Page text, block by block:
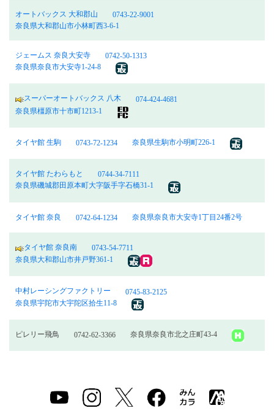
オートバックス 大和郡山
0743-22-9001
奈良県大和郡山市小林町西3-6-1
ジェームス 奈良大安寺
0742-50-1313
奈良県奈良市大安寺1-24-8
スーパーオートバックス 八木
074-424-4681
奈良県橿原市十市町1213-1
タイヤ館 生駒 0743-72-1234 奈良県生駒市小明町226-1
タイヤ館 たわらもと
0744-34-7111
奈良県磯城郡田原本町大字阪手字石橋31-1
タイヤ館 奈良 0742-64-1234 奈良県奈良市大安寺1丁目24番2号
タイヤ館 奈良南
0743-54-7711
奈良県大和郡山市井戸野361-1
中村レーシングファクトリー
0745-83-2125
奈良県宇陀市大宇陀区拾生11-8
ピレリー飛鳥 0742-62-3366 奈良県奈良市北之庄町43-4